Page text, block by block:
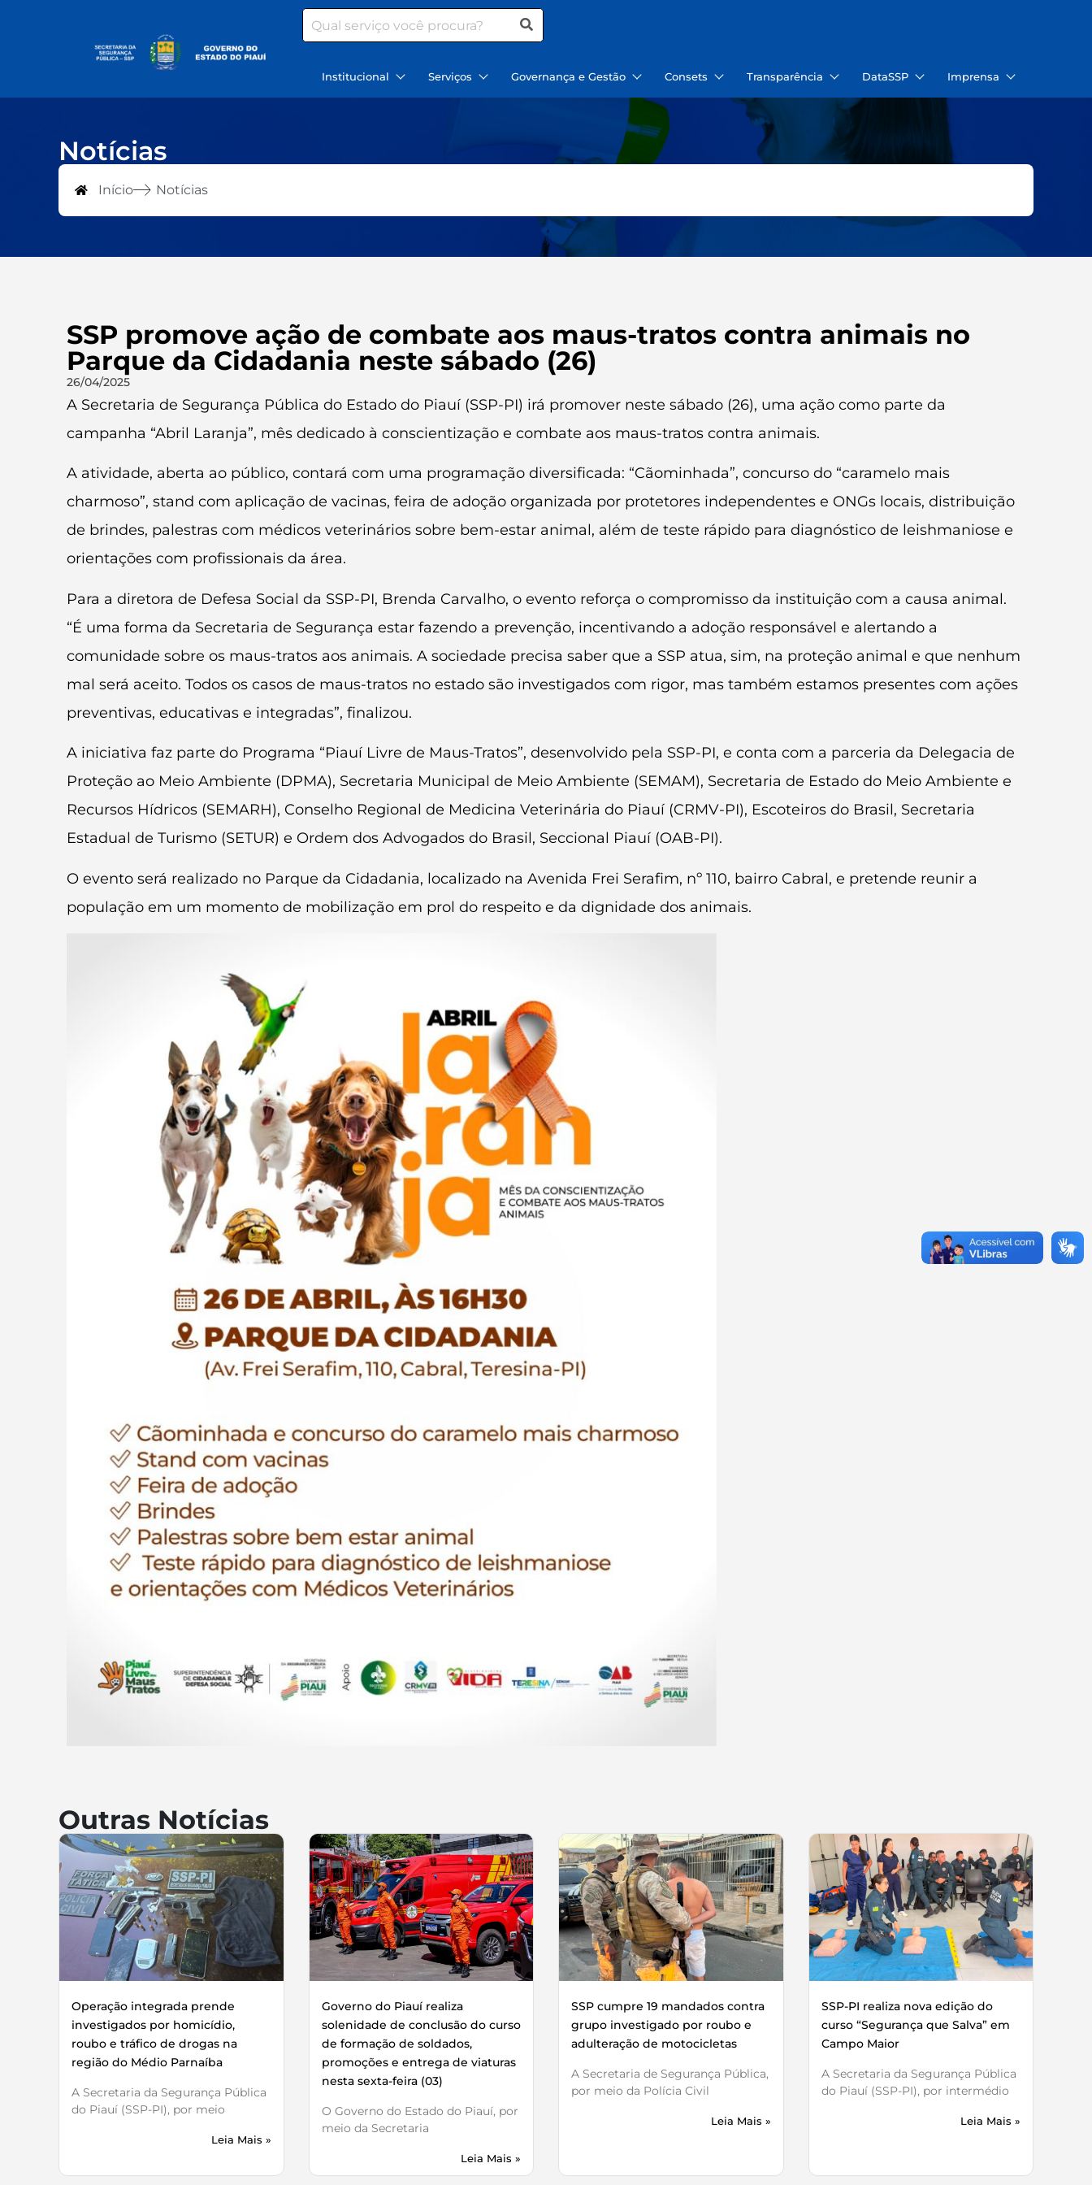
Search
Institucional Serviços Governança e Gestão Consets Transparência DataSSP Imprensa
Notícias
Início Notícias
SSP promove ação de combate aos maus-tratos contra animais no
Parque da Cidadania neste sábado (26)
26/04/2025
A Secretaria de Segurança Pública do Estado do Piauí (SSP-PI) irá promover neste sábado (26), uma ação como parte da
campanha “Abril Laranja”, mês dedicado à conscientização e combate aos maus-tratos contra animais.
A atividade, aberta ao público, contará com uma programação diversificada: “Cãominhada”, concurso do “caramelo mais
charmoso”, stand com aplicação de vacinas, feira de adoção organizada por protetores independentes e ONGs locais, distribuição
de brindes, palestras com médicos veterinários sobre bem-estar animal, além de teste rápido para diagnóstico de leishmaniose e
orientações com profissionais da área.
Para a diretora de Defesa Social da SSP-PI, Brenda Carvalho, o evento reforça o compromisso da instituição com a causa animal.
“É uma forma da Secretaria de Segurança estar fazendo a prevenção, incentivando a adoção responsável e alertando a
comunidade sobre os maus-tratos aos animais. A sociedade precisa saber que a SSP atua, sim, na proteção animal e que nenhum
mal será aceito. Todos os casos de maus-tratos no estado são investigados com rigor, mas também estamos presentes com ações
preventivas, educativas e integradas”, finalizou.
A iniciativa faz parte do Programa “Piauí Livre de Maus-Tratos”, desenvolvido pela SSP-PI, e conta com a parceria da Delegacia de
Proteção ao Meio Ambiente (DPMA), Secretaria Municipal de Meio Ambiente (SEMAM), Secretaria de Estado do Meio Ambiente e
Recursos Hídricos (SEMARH), Conselho Regional de Medicina Veterinária do Piauí (CRMV-PI), Escoteiros do Brasil, Secretaria
Estadual de Turismo (SETUR) e Ordem dos Advogados do Brasil, Seccional Piauí (OAB-PI).
O evento será realizado no Parque da Cidadania, localizado na Avenida Frei Serafim, nº 110, bairro Cabral, e pretende reunir a
população em um momento de mobilização em prol do respeito e da dignidade dos animais.
Outras Notícias
Operação integrada prende
investigados por homicídio,
roubo e tráfico de drogas na
região do Médio Parnaíba
A Secretaria da Segurança Pública
do Piauí (SSP-PI), por meio
Leia Mais »
Governo do Piauí realiza
solenidade de conclusão do curso
de formação de soldados,
promoções e entrega de viaturas
nesta sexta-feira (03)
O Governo do Estado do Piauí, por
meio da Secretaria
Leia Mais »
SSP cumpre 19 mandados contra
grupo investigado por roubo e
adulteração de motocicletas
A Secretaria de Segurança Pública,
por meio da Polícia Civil
Leia Mais »
SSP-PI realiza nova edição do
curso “Segurança que Salva” em
Campo Maior
A Secretaria da Segurança Pública
do Piauí (SSP-PI), por intermédio
Leia Mais »